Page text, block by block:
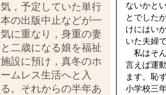
気，予定していた単行
本の出版中止などが一
気に重なり，身重の妻
と二歳になる娘を福祉
施設に預け，真冬のホ
ームレス生活へと入
る。それからの半年あ
ないかと
とでした
けにはい
いた夫婦
私はそ
言えば運
ます。恥
小学校三